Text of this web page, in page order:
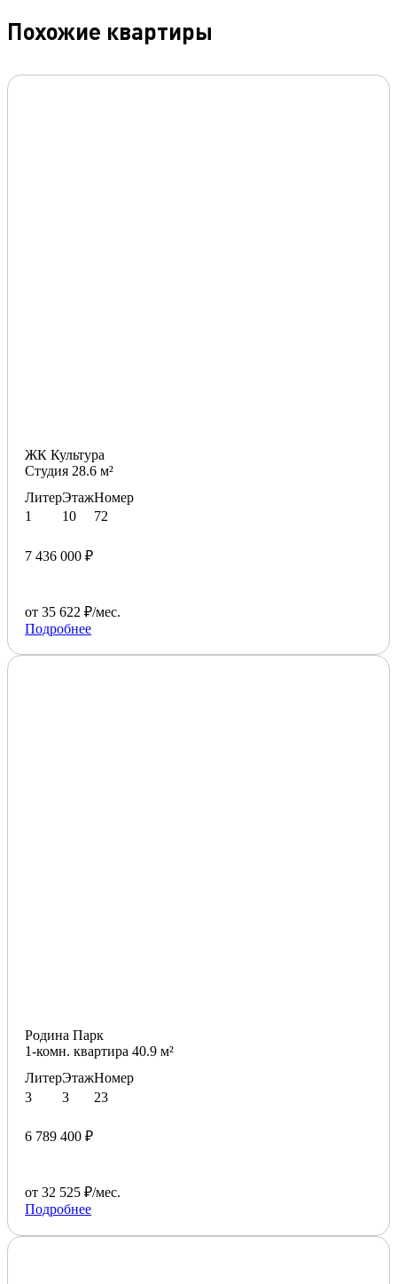
Похожие квартиры
ЖК Культура
Студия 28.6 м²
Литер
1
Этаж
10
Номер
72
7 436 000 ₽
от 35 622 ₽/мес.
Подробнее
Родина Парк
1-комн. квартира 40.9 м²
Литер
3
Этаж
3
Номер
23
6 789 400 ₽
от 32 525 ₽/мес.
Подробнее